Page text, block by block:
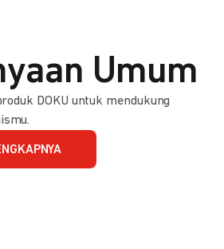
Umum
DOKU untuk mendukung